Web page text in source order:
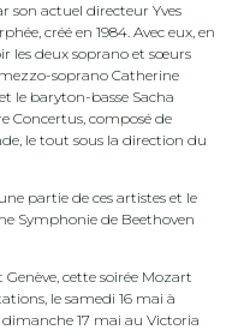
son actuel directeur Yves
créé en 1984. Avec eux, en
les deux soprano et sœurs
soprano Catherine
le baryton-basse Sacha
Concertus, composé de
le tout sous la direction du
partie de ces artistes et le
Symphonie de Beethoven
cette soirée Mozart
le samedi 16 mai à
17 mai au Victoria